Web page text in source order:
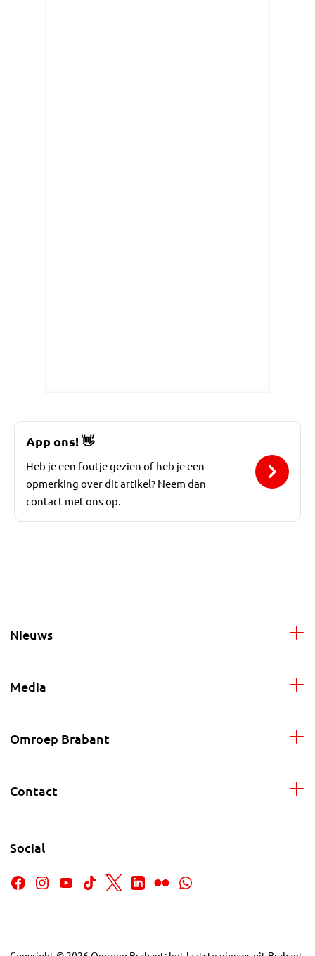
App ons!👋
Heb je een foutje gezien of heb je een
opmerking over dit artikel? Neem dan
contact met ons op.
Nieuws
Media
Omroep Brabant
Contact
Social